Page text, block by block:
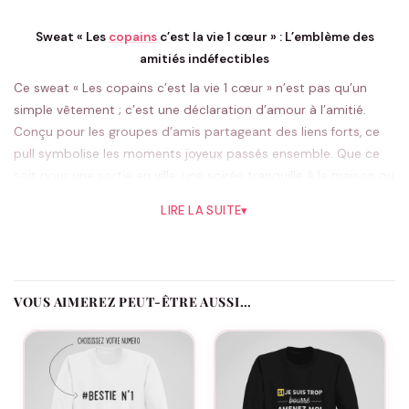
Sweat « Les copainsc’est la vie 1 cœur » : L’emblème des
amitiés indéfectibles
Ce sweat « Les copains c’est la vie 1 cœur » n’est pas qu’un
simple vêtement ; c’est une déclaration d’amour à l’amitié.
Conçu pour les groupes d’amis partageant des liens forts, ce
pull symbolise les moments joyeux passés ensemble. Que ce
idéal. Son design accrocheur et chaleureux en fait le cadeau
Le pull « Les copains c’est la vie 1 cœur » incarne les moments
d’année. Imaginez toute votre troupe, chacun arborant ce
magnifique sweat lors d’une soirée ou pendant des vacances
en groupe ; vous ne manquerez pas de vous démarquer, tout
en étant unis par ce lien visuel. C’est aussi le choix idéal pour
LIRE LA SUITE▾
VOUS AIMEREZ PEUT-ÊTRE AUSSI…